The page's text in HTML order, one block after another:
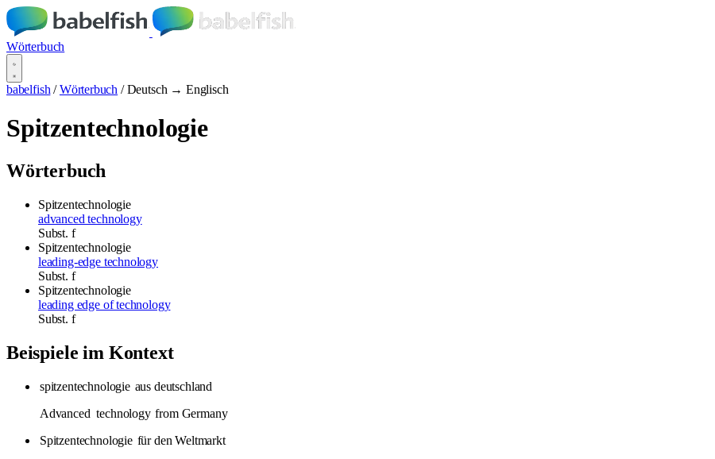
Wörterbuch
babelfish / Wörterbuch / Deutsch → Englisch
Spitzentechnologie
Wörterbuch
Spitzentechnologie
advanced technology
Subst. f
Spitzentechnologie
leading-edge technology
Subst. f
Spitzentechnologie
leading edge of technology
Subst. f
Beispiele im Kontext
spitzentechnologie aus deutschland
Advanced technology from Germany
Spitzentechnologie für den Weltmarkt